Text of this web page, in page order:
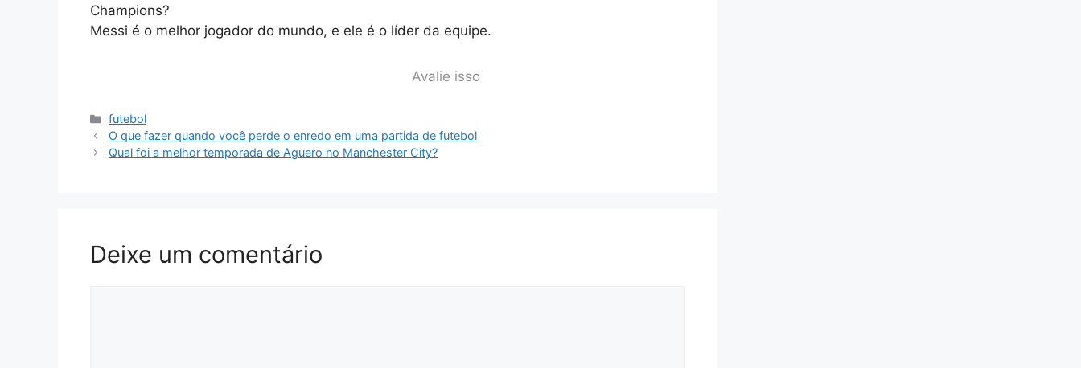
Champions?
Messi é o melhor jogador do mundo, e ele é o líder da equipe.
Avalie isso
Categorias
futebol
Navegação
de
O que fazer quando você perde o enredo em uma partida de futebol
Qual foi a melhor temporada de Aguero no Manchester City?
Deixe um comentário